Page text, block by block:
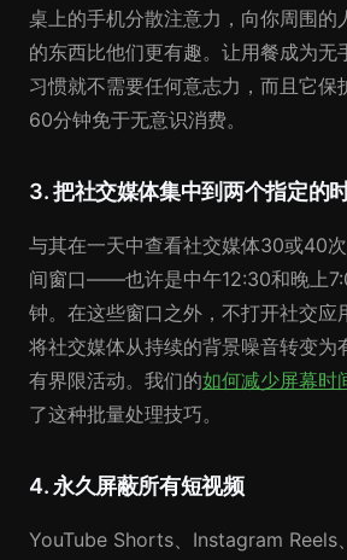
桌上的手机分散注意力，向你周围的
的东西比他们更有趣。让用餐成为无
习惯就不需要任何意志力，而且它保
60分钟免于无意识消费。
3. 把社交媒体集中到两个指定的
与其在一天中查看社交媒体30或40
间窗口——也许是中午12:30和晚上
钟。在这些窗口之外，不打开社交应
将社交媒体从持续的背景噪音转变为
有界限活动。我们的如何减少屏幕时
了这种批量处理技巧。
4. 永久屏蔽所有短视频
YouTube Shorts、Instagram Reels